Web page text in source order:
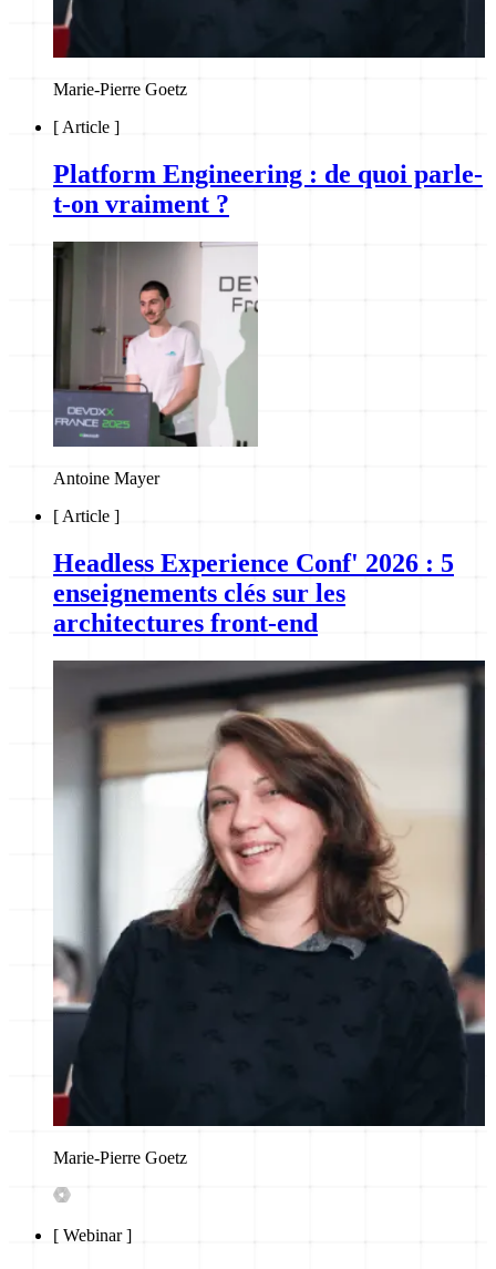
Marie-Pierre Goetz
[ Article ]
Platform Engineering : de quoi parle-
t-on vraiment ?
Antoine Mayer
[ Article ]
Headless Experience Conf' 2026 : 5
enseignements clés sur les
architectures front-end
Marie-Pierre Goetz
[ Webinar]